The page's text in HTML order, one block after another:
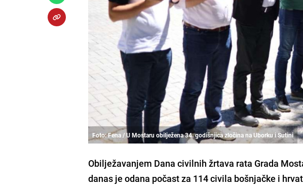
Foto: Fena / U Mostaru obilježena 34. godišnjica zločina na Uborku i Sutini
Obilježavanjem Dana civilnih žrtava rata Grada
danas je odana počast za 114 civila bošnjačke i